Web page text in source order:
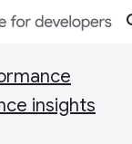
insights